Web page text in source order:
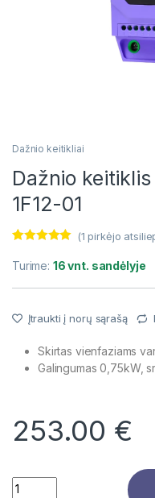
Dažnio keitikliai
Dažnio
1F12-01
5.00iš 5
įvertinimų:)
(1 pirkėjo
Turime: 16 vnt. sandėlyje
Įtraukti į norų sąrašą
Skirtas vienfaziams
Galingumas 0,75kW,
253.00 €
Quantity